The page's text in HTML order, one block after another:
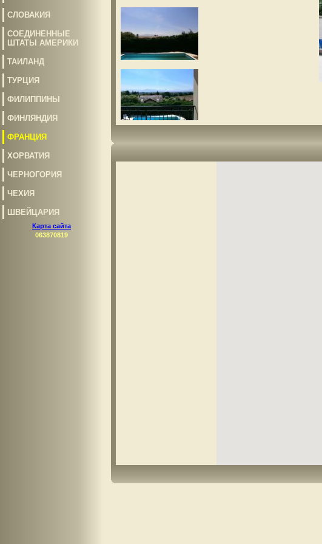
СЛОВАКИЯ
СОЕДИНЕННЫЕ
ШТАТЫ АМЕРИКИ
ТАИЛАНД
ТУРЦИЯ
ФИЛИППИНЫ
ФИНЛЯНДИЯ
ФРАНЦИЯ
ХОРВАТИЯ
ЧЕРНОГОРИЯ
ЧЕХИЯ
ШВЕЙЦАРИЯ
Карта сайта
063870819